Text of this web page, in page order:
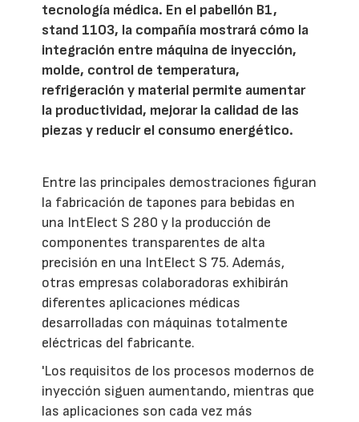
tecnología médica. En el pabellón B1,
stand 1103, la compañía mostrará cómo la
integración entre máquina de inyección,
molde, control de temperatura,
refrigeración y material permite aumentar
la productividad, mejorar la calidad de las
piezas y reducir el consumo energético.
Entre las principales demostraciones figuran
la fabricación de tapones para bebidas en
una IntElect S 280 y la producción de
componentes transparentes de alta
precisión en una IntElect S 75. Además,
otras empresas colaboradoras exhibirán
diferentes aplicaciones médicas
desarrolladas con máquinas totalmente
eléctricas del fabricante.
'Los requisitos de los procesos modernos de
inyección siguen aumentando, mientras que
las aplicaciones son cada vez más